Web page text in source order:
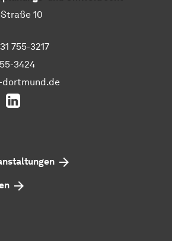
10
755-3217
3424
dortmund.de
TwitterLinkedIn